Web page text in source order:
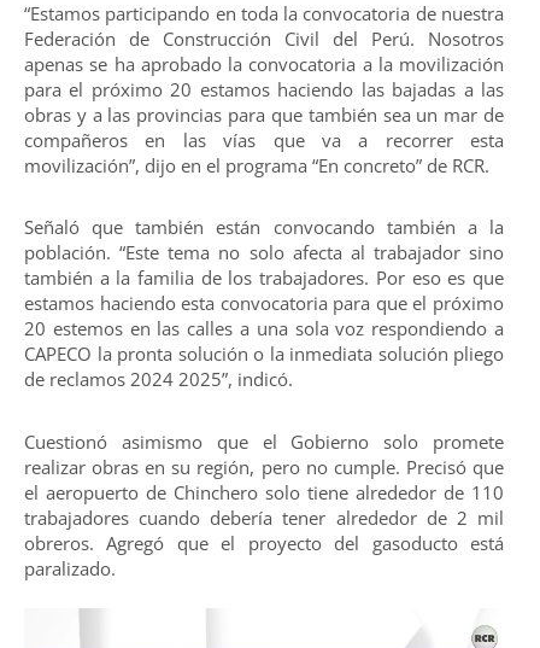
“Estamos participando en toda la convocatoria de nuestra
Federación de Construcción Civil del Perú. Nosotros
apenas se ha aprobado la convocatoria a la movilización
para el próximo 20 estamos haciendo las bajadas a las
obras y a las provincias para que también sea un mar de
compañeros en las vías que va a recorrer esta
movilización”, dijo en el programa “En concreto” de RCR.
Señaló que también están convocando también a la
población. “Este tema no solo afecta al trabajador sino
también a la familia de los trabajadores. Por eso es que
estamos haciendo esta convocatoria para que el próximo
20 estemos en las calles a una sola voz respondiendo a
CAPECO la pronta solución o la inmediata solución pliego
de reclamos 2024 2025”, indicó.
Cuestionó asimismo que el Gobierno solo promete
realizar obras en su región, pero no cumple. Precisó que
el aeropuerto de Chinchero solo tiene alrededor de 110
trabajadores cuando debería tener alrededor de 2 mil
obreros. Agregó que el proyecto del gasoducto está
paralizado.